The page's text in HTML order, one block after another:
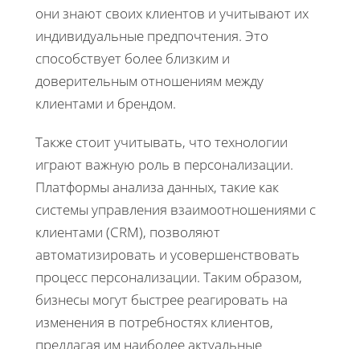
они знают своих клиентов и учитывают их
индивидуальные предпочтения. Это
способствует более близким и
доверительным отношениям между
клиентами и брендом.
Также стоит учитывать, что технологии
играют важную роль в персонализации.
Платформы анализа данных, такие как
системы управления взаимоотношениями с
клиентами (CRM), позволяют
автоматизировать и усовершенствовать
процесс персонализации. Таким образом,
бизнесы могут быстрее реагировать на
изменения в потребностях клиентов,
предлагая им наиболее актуальные